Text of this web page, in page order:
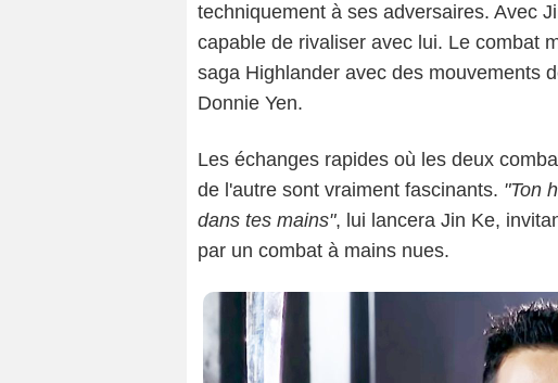
techniquement à ses adversaires. Avec
capable de rivaliser avec lui. Le combat
saga Highlander avec des mouvements
Donnie Yen.
Les échanges rapides où les deux
de l'autre sont vraiment fascinants. "Ton
dans tes mains", lui lancera Jin Ke,
par un combat à mains nues.